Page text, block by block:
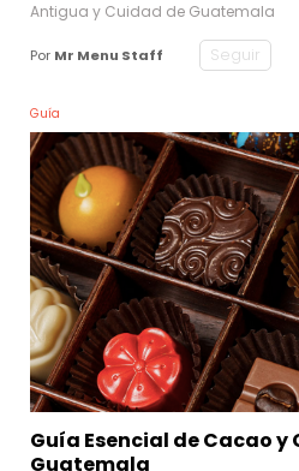
Antigua y Cuidad de Guatemala
Por Mr Menu Staff Seguir
Guía
Guía Esencial de Cacao y
Guatemala